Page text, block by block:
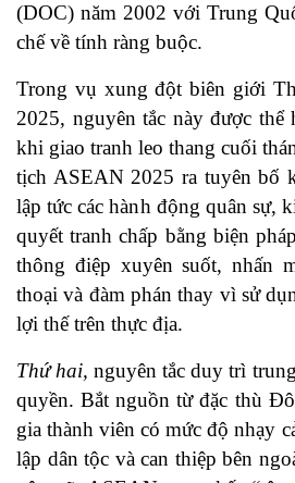
(DOC) năm 2002 với Trung
chế về tính ràng buộc.
Trong vụ xung đột biên giới
2025, nguyên tắc này được thể
khi giao tranh leo thang cuối
tịch ASEAN 2025 ra tuyên bố
lập tức các hành động quân sự,
quyết tranh chấp bằng biện
thông điệp xuyên suốt, nhấn
thoại và đàm phán thay vì sử
lợi thế trên thực địa.
Thứ hai, nguyên tắc duy trì
quyền. Bắt nguồn từ đặc thù
gia thành viên có mức độ nhạy
lập dân tộc và can thiệp bên